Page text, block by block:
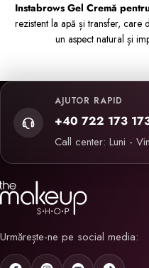
Instabrows Gel Cremă
rezistent la apă și transfer, care
un aspect natural și
AJUTOR RAPID
+40 722 173
Call center: Luni -
Urmărește-ne pe social media: